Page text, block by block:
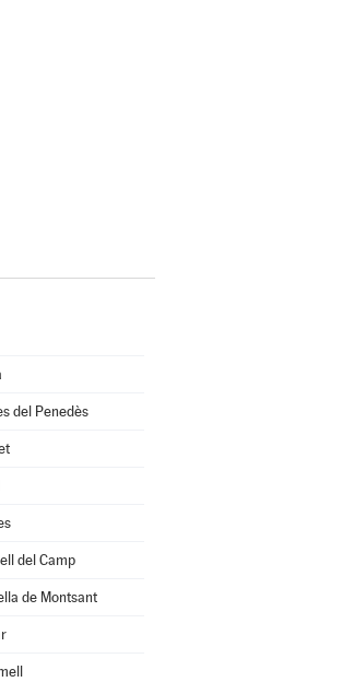
del Penedès
del Camp
de Montsant